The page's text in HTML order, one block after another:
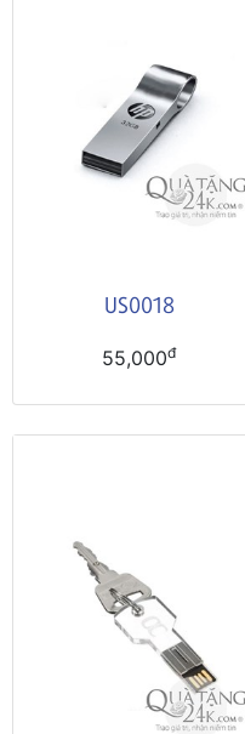
US0018
55,000đ